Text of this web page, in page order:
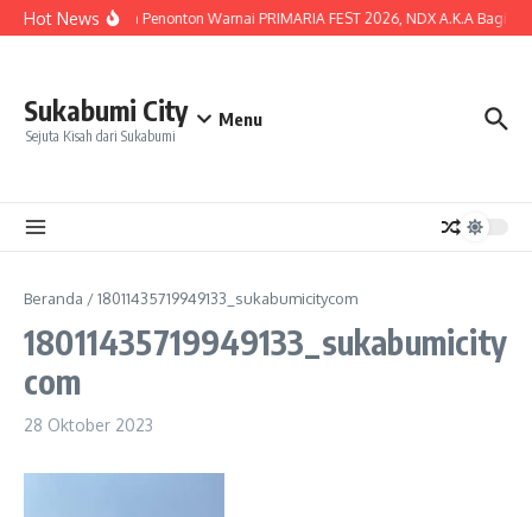
Lewati ke konten
Hot NewsLautan Penonton Warnai PRIMARIA FEST 2026, NDX A.K.A
Sukabumi City
Sejuta Kisah dari Sukabumi
Menu
Beranda /18011435719949133_sukabumicitycom
18011435719949133_sukabumicity
com
28 Oktober 2023